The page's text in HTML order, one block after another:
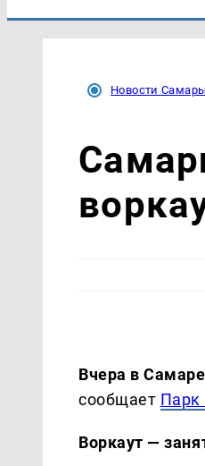
Новости Самары
Вчера в
сообщает Парк
Воркаут —